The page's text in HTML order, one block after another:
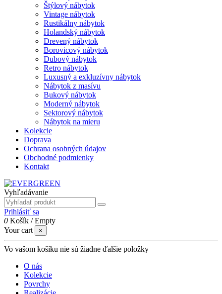
Štýlový nábytok
Vintage nábytok
Rustikálny nábytok
Holandský nábytok
Drevený nábytok
Borovicový nábytok
Dubový nábytok
Retro nábytok
Luxusný a exkluzívny nábytok
Nábytok z masívu
Bukový nábytok
Moderný nábytok
Sektorový nábytok
Nábytok na mieru
Kolekcie
Doprava
Ochrana osobných údajov
Obchodné podmienky
Kontakt
Vyhľadávanie
Prihlásiť sa
0 Košík /Empty
Your cart
×
Vo vašom košíku nie sú žiadne ďalšie položky
O nás
Kolekcie
Povrchy